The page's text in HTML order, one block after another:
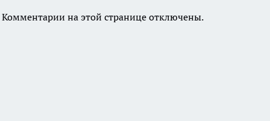
Комментарии на этой странице отключены.